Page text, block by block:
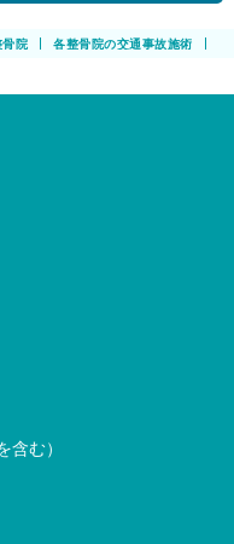
骨院 各整骨院の交通事故施術
む）